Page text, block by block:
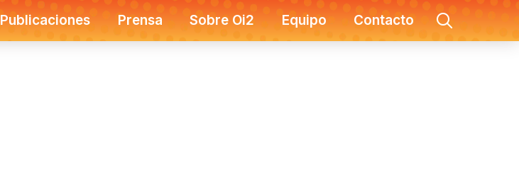
Publicaciones Prensa Sobre Oi2 Equipo Contacto